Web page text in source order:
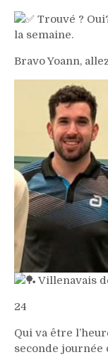
Trouvé ?
la semaine.
Bravo Yoann,
Villenavais
24
Qui va être
seconde journée